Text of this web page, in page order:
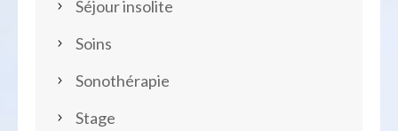
Séjour insolite
Soins
Sonothérapie
Stage